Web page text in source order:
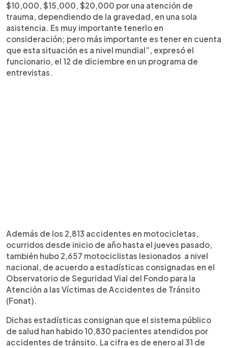
$10,000, $15,000, $20,000 por una atención de
trauma, dependiendo de la gravedad, en una sola
asistencia. Es muy importante tenerlo en
consideración; pero más importante es tener en cuenta
que esta situación es a nivel mundial”, expresó el
funcionario, el 12 de diciembre en un programa de
entrevistas.
Además de los 2,813 accidentes en motocicletas,
ocurridos desde inicio de año hasta el jueves pasado,
también hubo 2,657 motociclistas lesionados a nivel
nacional, de acuerdo a estadísticas consignadas en el
Observatorio de Seguridad Vial del Fondo para la
Atención a las Víctimas de Accidentes de Tránsito
(Fonat).
Dichas estadísticas consignan que el sistema público
de salud han habido 10,830 pacientes atendidos por
accidentes de tránsito. La cifra es de enero al 31 de